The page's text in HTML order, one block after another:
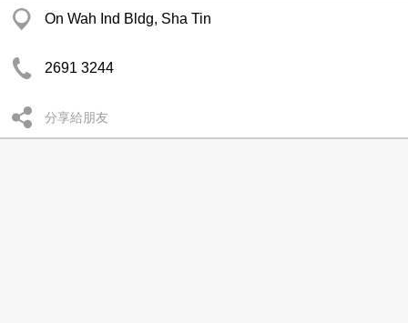
On Wah Ind Bldg, Sha Tin
2691 3244
分享給朋友